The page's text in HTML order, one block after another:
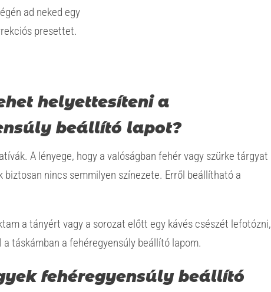
ad neked egy
presettet.
helyettesíteni a
beállító lapot?
A lényege, hogy a valóságban fehér vagy szürke tárgyat
biztosan nincs semmilyen színezete. Erről beállítható a
a tányért vagy a sorozat előtt egy kávés csészét lefotózni,
táskámban a fehéregyensúly beállító lapom.
fehéregyensúly beállító